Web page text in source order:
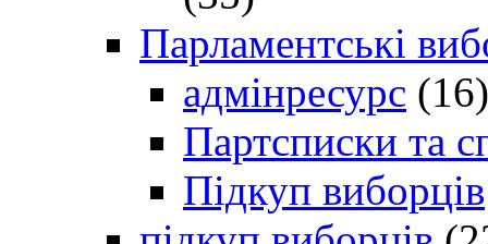
Парламентські
адмінресурс (16)
Партсписки та
Підкуп виборців